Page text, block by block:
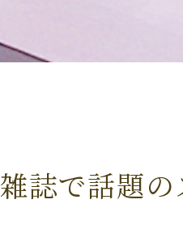
雑誌で話題